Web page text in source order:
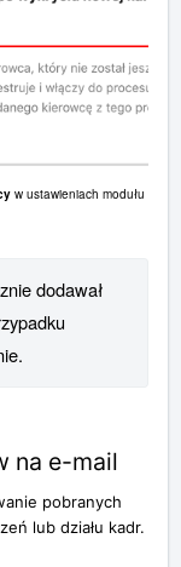
w ustawieniach modułu
dodawał
na e-mail
pobranych
lub działu kadr.